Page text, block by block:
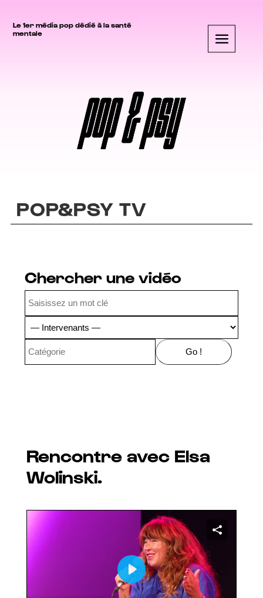
Le 1er média pop dédié à la santé
mentale
POP&PSY TV
Chercher une vidéo
Rencontre avec Elsa
Wolinski.